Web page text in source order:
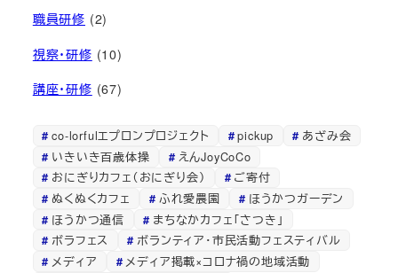
職員研修 (2)
視察・研修 (10)
講座・研修 (67)
co-lorfulエプロンプロジェクト pickup
あざみ会
いきいき百歳体操
えんJoyCoCo
おにぎりカフェ（おにぎり会）
ご寄付
ぬくぬくカフェ
ふれ愛農園
ほうかつガーデン
ほうかつ通信
まちなかカフェ「さつき」
ボラフェス
ボランティア・市民活動フェスティバル
メディア
メディア掲載×コロナ禍の地域活動